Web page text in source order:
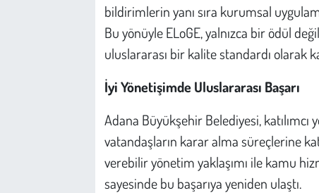
bildirimlerin yanı sıra kurumsal
Bu yönüyle ELoGE, yalnızca bir ödül
uluslararası bir kalite standardı olarak
İyi Yönetişimde Uluslararası Başarı
Adana Büyükşehir Belediyesi, katılımcı
vatandaşların karar alma süreçlerine
verebilir yönetim yaklaşımı ile kamu
sayesinde bu başarıya yeniden ulaştı.